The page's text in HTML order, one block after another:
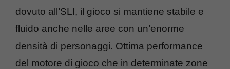
dovuto all’SLI, il gioco si mantiene stabile e
fluido anche nelle aree con un’enorme
densità di personaggi. Ottima performance
del motore di gioco che in determinate zone